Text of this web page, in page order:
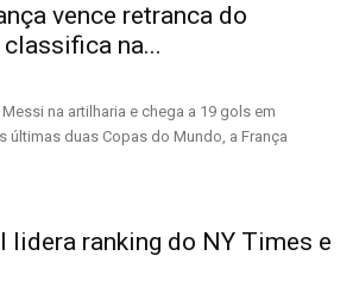
vence retranca do
na...
na artilharia e chega a 19 gols em
últimas duas Copas do Mundo, a França
lidera ranking do NY Times e